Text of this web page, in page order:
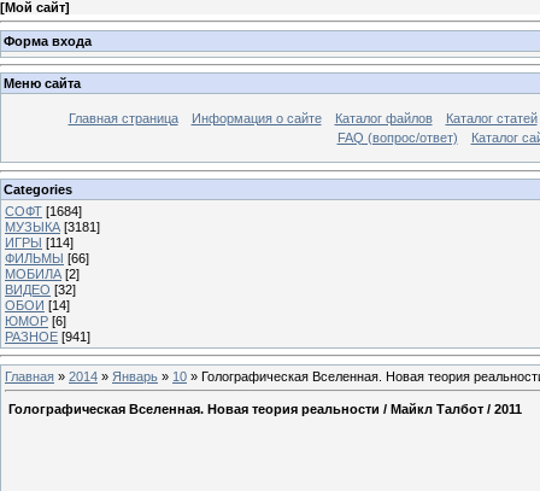
[Мой сайт]
Форма входа
Меню сайта
Главная страница Информация о сайте Каталог файлов
Каталог статей
FAQ (вопрос/ответ)
Каталог
Categories
СОФТ [1684]
МУЗЫКА [3181]
ИГРЫ [114]
ФИЛЬМЫ [66]
МОБИЛА [2]
ВИДЕО [32]
ОБОИ [14]
ЮМОР [6]
РАЗНОЕ [941]
Главная » 2014 » Январь » 10 » Голографическая Вселенная. Новая теория
Голографическая Вселенная. Новая теория реальности / Майкл Талбот / 2011